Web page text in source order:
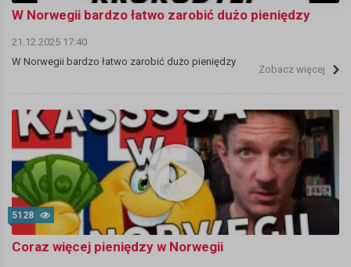
W Norwegii bardzo łatwo zarobić dużo pieniędzy
21.12.2025 17:40
W Norwegii bardzo łatwo zarobić dużo pieniędzy
Zobacz więcej
5128
Coraz więcej pieniędzy w Norwegii